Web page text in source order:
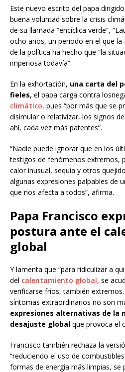
Este nuevo escrito del papa
buena voluntad sobre la crisis
de su llamada “encíclica verde”,
ocho años, un periodo en el que
de la política ha hecho que “la
imperiosa todavía”.
En la exhortación, una carta del
fieles, el papa carga contra
climático, pues “por más que se
disimular o relativizar, los signos
ahí, cada vez más patentes”.
“Nadie puede ignorar que en los
testigos de fenómenos extremos,
calor inusual, sequía y otros
algunas expresiones palpables de
que nos afecta a todos”, afirma.
Papa Francisco
postura ante el
global
Y lamenta que “para ridiculizar a
del calentamiento global, se
verificarse fríos, también
síntomas extraordinarios no son
expresiones alternativas de la
desajuste global que provoca el
Francisco también rechaza la
“reduciendo el uso de
formas de energía más limpias, se